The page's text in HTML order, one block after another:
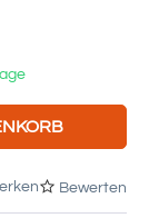
Bewerten